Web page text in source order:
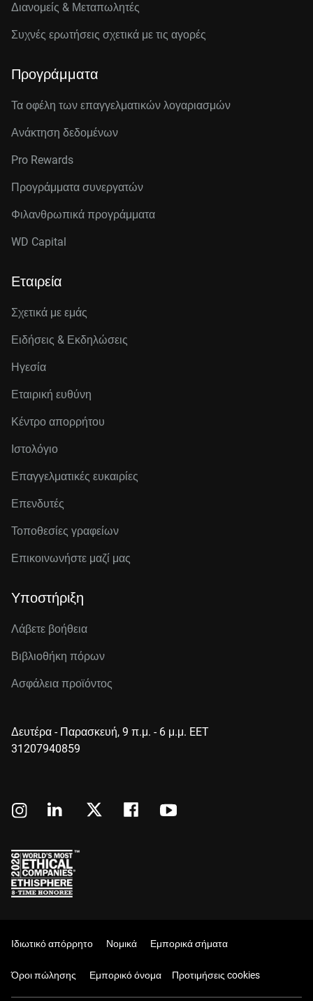
Διανομείς & Μεταπωλητές
Συχνές ερωτήσεις σχετικά με τις αγορές
Προγράμματα
Τα οφέλη των επαγγελματικών λογαριασμών
Ανάκτηση δεδομένων
Pro Rewards
Προγράμματα συνεργατών
Φιλανθρωπικά προγράμματα
WD Capital
Εταιρεία
Σχετικά με εμάς
Ειδήσεις & Εκδηλώσεις
Ηγεσία
Εταιρική ευθύνη
Κέντρο απορρήτου
Ιστολόγιο
Επαγγελματικές ευκαιρίες
Επενδυτές
Τοποθεσίες γραφείων
Επικοινωνήστε μαζί μας
Υποστήριξη
Λάβετε βοήθεια
Βιβλιοθήκη πόρων
Ασφάλεια προϊόντος
Δευτέρα - Παρασκευή, 9 π.μ. - 6 μ.μ. EET
31207940859
Ιδιωτικό απόρρητο Νομικά Εμπορικά σήματα
Όροι πώλησης Εμπορικό όνομα Προτιμήσεις cookies